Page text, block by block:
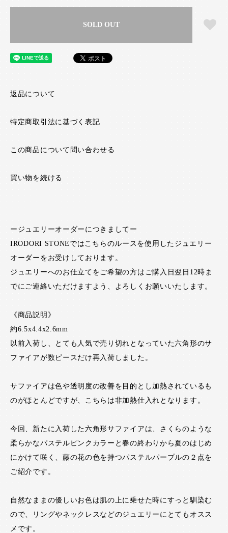
SOLD OUT
返品について
特定商取引法に基づく表記
この商品について問い合わせる
買い物を続ける
ージュエリーオーダーにつきましてー
IRODORI STONEではこちらのルースを使用したジュエリー
オーダーをお受けしております。
ジュエリーへのお仕立てをご希望の方はご購入日翌日12時ま
でにご連絡いただけますよう、よろしくお願いいたします。
《商品説明》
約6.5x4.4x2.6mm
以前入荷し、とても人気で売り切れとなっていた六角形のサ
ファイアが数ピースだけ再入荷しました。
サファイアは色や透明度の改善を目的とし加熱されているも
のがほとんどですが、こちらは非加熱仕入れとなります。
今回、新たに入荷した六角形サファイアは、さくらのような
柔らかなパステルピンクカラーと春の終わりから夏のはじめ
にかけて咲く、藤の花の色を持つパステルパープルの２点を
ご紹介です。
自然なままの優しいお色は肌の上に乗せた時にすっと馴染む
ので、リングやネックレスなどのジュエリーにとてもオスス
メです。